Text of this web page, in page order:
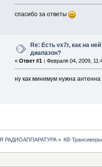
спасибо за ответы
Re: Есть vx7r, как на
диапазон?
« Ответ #1 : Февраля 04, 2009,
ну как минимум нужна
РАДИОАППАРАТУРА» КВ-Трансиверы